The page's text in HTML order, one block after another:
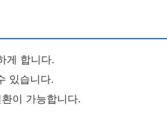
게 합니다.
있습니다.
이 가능합니다.